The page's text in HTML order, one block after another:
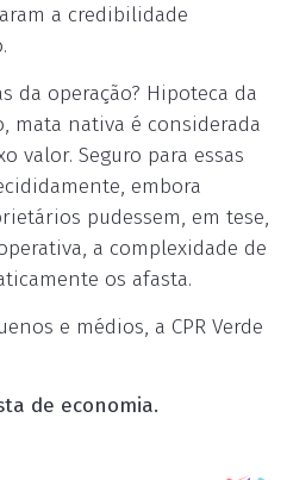
a credibilidade
da operação? Hipoteca da
mata nativa é considerada
valor. Seguro para essas
embora
pudessem, em tese,
a complexidade de
os afasta.
e médios, a CPR Verde
de economia.